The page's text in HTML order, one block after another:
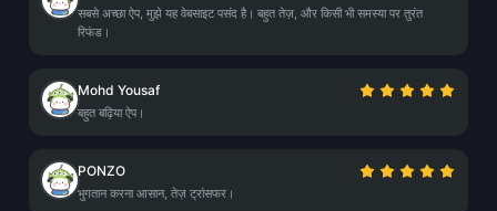
सबसे अच्छा ऐप, मुझे यह वेबसाइट पसंद है। बहुत तेज़, और किसी भी समस्या पर तुरंत
रिफंड।
Mohd Yousaf
बहुत बढ़िया ऐप।
PONZO
भुगतान करना आसान, तेज़ ट्रांसफर।